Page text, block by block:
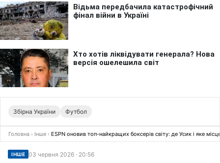
Збірна України Футбол
Головна › Інше › ESPN оновив топ-найкращих боксерів світу: де Усик і яке
ІНШЕ 03 червня 2026 · 20:56